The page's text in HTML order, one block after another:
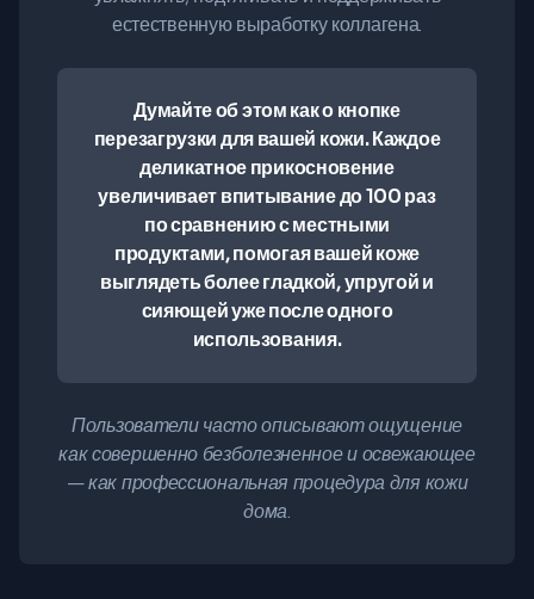
естественную выработку коллагена.
Думайте об этом как о кнопке
перезагрузки для вашей кожи. Каждое
деликатное прикосновение
увеличивает впитывание до 100 раз
по сравнению с местными
продуктами, помогая вашей коже
выглядеть более гладкой, упругой и
сияющей уже после одного
использования.
Пользователи часто описывают ощущение
как совершенно безболезненное и освежающее
— как профессиональная процедура для кожи
дома.